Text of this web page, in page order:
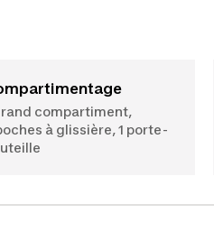
compartiment,
à glissière, 1 porte-